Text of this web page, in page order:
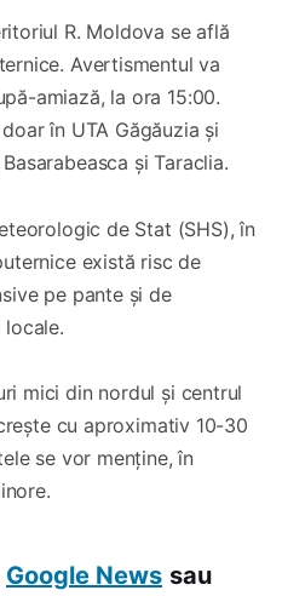
R. Moldova se află
Avertismentul va
amiază, la ora 15:00.
în UTA Găgăuzia și
și Taraclia.
de Stat (SHS), în
există risc de
pe pante și de
mici din nordul și centrul
cu aproximativ 10-30
se vor menține, în
Google News sau